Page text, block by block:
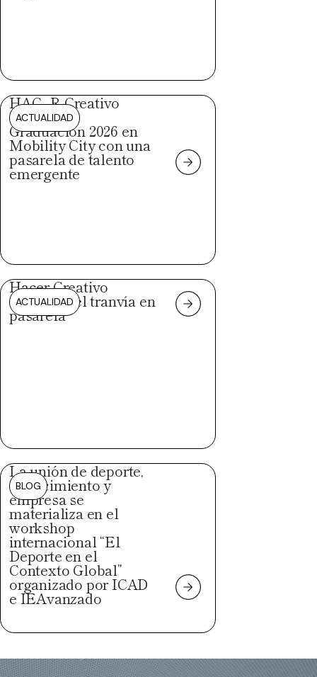
ACTUALIDAD
HAC_R Creativo
celebra su
Graduación 2026 en
Mobility City con una
pasarela de talento
emergente
ACTUALIDAD
Hacer Creativo
convierte el tranvía en
pasarela
BLOG
La unión de deporte,
conocimiento y
empresa se
materializa en el
workshop
internacional “El
Deporte en el
Contexto Global”
organizado por ICAD
e IEAvanzado